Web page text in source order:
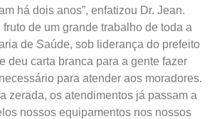
há dois anos”, enfatizou Dr. Jean.
fruto de um grande trabalho de toda a
de Saúde, sob liderança do prefeito
deu carta branca para a gente fazer
para atender aos moradores.
zerada, os atendimentos já passam a
nossos equipamentos nos nossos